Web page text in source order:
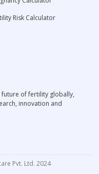
Risk Calculator
future of fertility globally,
innovation and
Pvt. Ltd. 2024